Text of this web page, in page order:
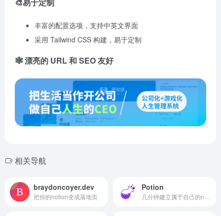
丰富的配置选项，支持中英文界面
采用 Tailwind CSS 构建，易于定制
🕸 漂亮的 URL 和 SEO 友好
相关导航
braydoncoyer.dev
把你的notion变成落地页
Potion